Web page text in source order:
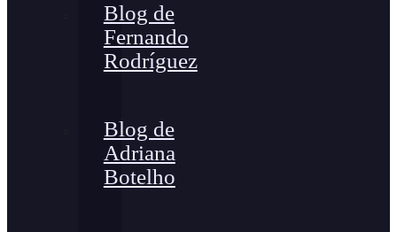
Blog de
Fernando
Rodríguez
Blog de
Adriana
Botelho